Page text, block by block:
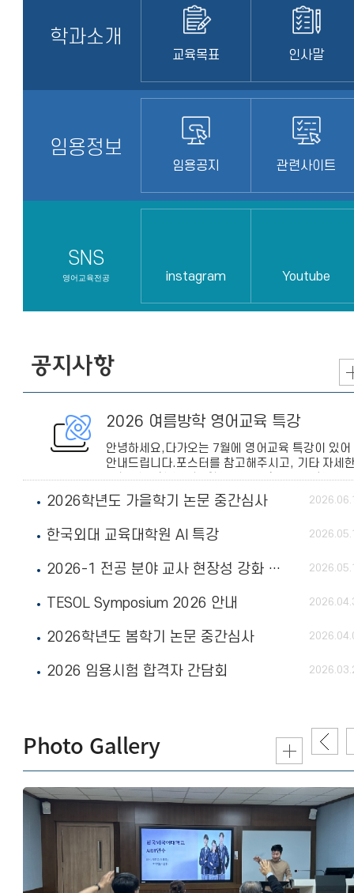
학과소개
교육목표 인사말
임용정보
임용공지 관련사이트
SNS
영어교육전공 instagram Youtube
공지사항
2026 여름방학 영어교육 특강
안녕하세요,다가오는 7월에 영어교육 특강이 있어
안내드립니다.포스터를 참고해주시고, 기타 자세
사항 및 신청 안내는 영어교육과 홈페이지-학사공
지를 확인해주세요!https://hu
2026학년도 가을학기 논문 중간심사
한국외대 교육대학원 AI 특강
2026-1 전공 분야 교사 현장성 강화 프로그램 - 「AI 활용 영어교육 연구방법론」 현
TESOL Symposium 2026 안내
2026학년도 봄학기 논문 중간심사
2026 임용시험 합격자 간담회
Photo Gallery